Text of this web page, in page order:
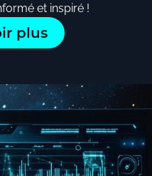
et inspiré !
plus